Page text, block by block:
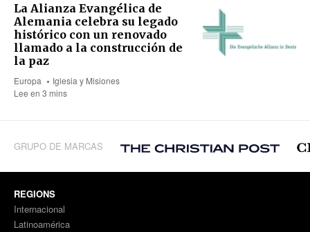
La Alianza Evangélica de
Alemania celebra su legado
histórico con un renovado
llamado a la construcción de
la paz
Europa
Iglesia y Misiones
Lee en 3 mins
GRUPO DE MARCAS
REGIONS
Internacional
Latinoamérica